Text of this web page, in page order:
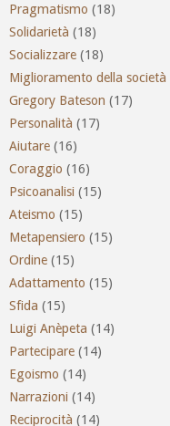
Pragmatismo (18)
Solidarietà (18)
Socializzare (18)
Miglioramento della società
Gregory Bateson (17)
Personalità (17)
Aiutare (16)
Coraggio (16)
Psicoanalisi (15)
Ateismo (15)
Metapensiero (15)
Ordine (15)
Adattamento (15)
Sfida (15)
Luigi Anèpeta (14)
Partecipare (14)
Egoismo (14)
Narrazioni (14)
Reciprocità (14)